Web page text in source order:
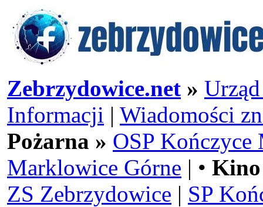
Zebrzydowice.net »
Informacji | Wiadomości
Pożarna » OSP Kończyce
Marklowice Górne | •
ZS Zebrzydowice | SP